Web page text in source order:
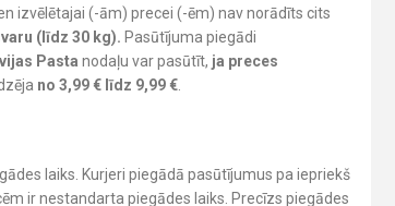
izvēlētajai (-ām) precei (-ēm) nav norādīts cits
(līdz 30 kg). Pasūtījuma piegādi
Pasta nodaļu var pasūtīt, ja preces
no 3,99 € līdz 9,99 €
laiks. Kurjeri piegādā pasūtījumus pa iepriekš
ir nestandarta piegādes laiks. Precīzs piegādes